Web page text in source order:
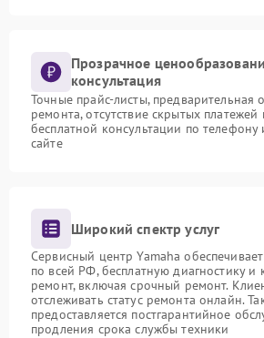
Прозрачное
консультация
Точные прайс-листы, предварительная
ремонта, отсутствие скрытых
бесплатной консультации по
сайте
Широкий спектр услуг
Сервисный центр Yamaha
по всей РФ, бесплатную диагностику и
ремонт, включая срочный ремонт.
отслеживать статус ремонта онлайн.
предоставляется постгарантийное
продления срока службы техники